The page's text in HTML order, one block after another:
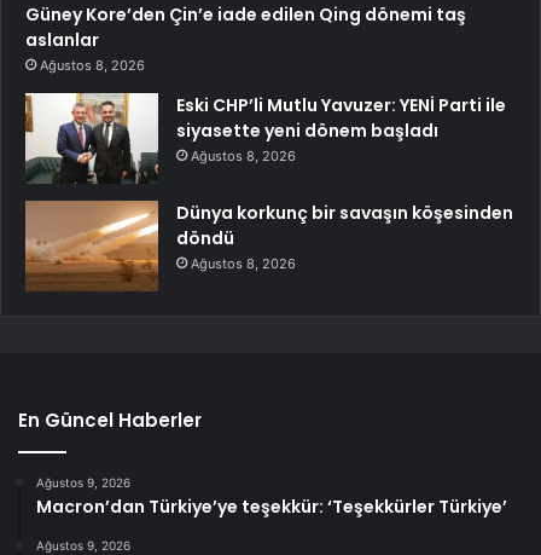
Güney Kore’den Çin’e iade edilen Qing dönemi taş
aslanlar
Ağustos 8, 2026
Eski CHP’li Mutlu Yavuzer: YENİ Parti ile
siyasette yeni dönem başladı
Ağustos 8, 2026
Dünya korkunç bir savaşın köşesinden
döndü
Ağustos 8, 2026
En Güncel Haberler
Ağustos 9, 2026
Macron’dan Türkiye’ye teşekkür: ‘Teşekkürler Türkiye’
Ağustos 9, 2026